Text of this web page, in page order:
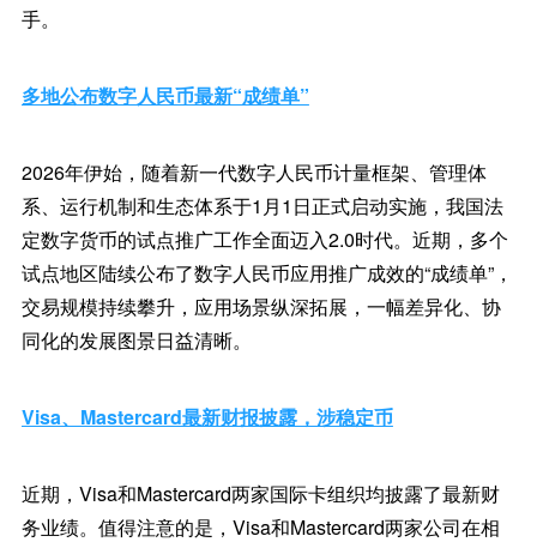
手。
多地公布数字人民币最新“成绩单”
2026年伊始，随着新一代数字人民币计量框架、管理体
系、运行机制和生态体系于1月1日正式启动实施，我国法
定数字货币的试点推广工作全面迈入2.0时代。近期，多个
试点地区陆续公布了数字人民币应用推广成效的“成绩单”，
交易规模持续攀升，应用场景纵深拓展，一幅差异化、协
同化的发展图景日益清晰。
Visa、Mastercard最新财报披露，涉稳定币
近期，Visa和Mastercard两家国际卡组织均披露了最新财
务业绩。值得注意的是，Visa和Mastercard两家公司在相